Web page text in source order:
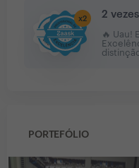
x2 2
🔥 Uau!
PORTEFÓLIO